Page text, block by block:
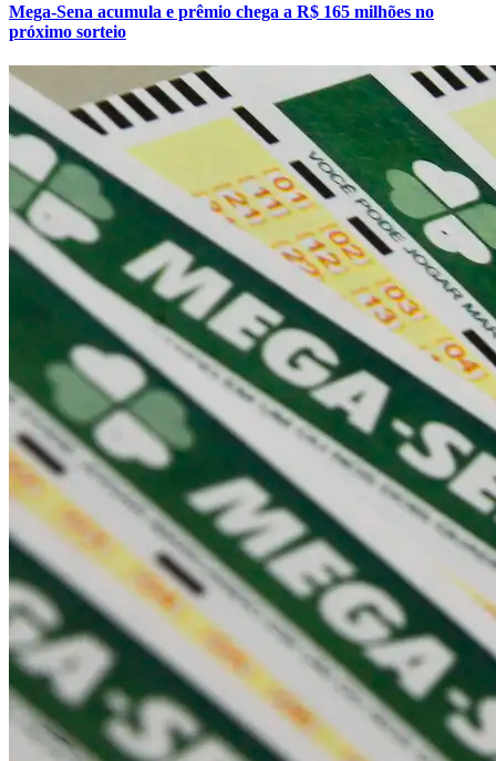
Vasco
Mega-Sena acumula e prêmio chega a R$ 165 milhões no
próximo sorteio